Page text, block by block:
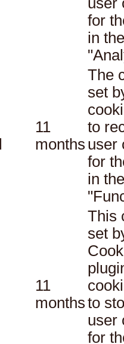
for
in
11
months
The
set
to
user
for
in
11
months
This
set
to
user
for